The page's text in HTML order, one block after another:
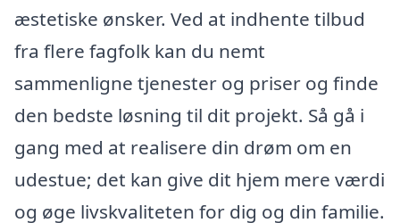
æstetiske ønsker. Ved at indhente tilbud
fra flere fagfolk kan du nemt
sammenligne tjenester og priser og finde
den bedste løsning til dit projekt. Så gå i
gang med at realisere din drøm om en
udestue; det kan give dit hjem mere værdi
og øge livskvaliteten for dig og din familie.